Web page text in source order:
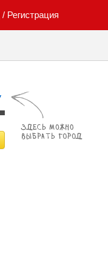
/ Регистрация